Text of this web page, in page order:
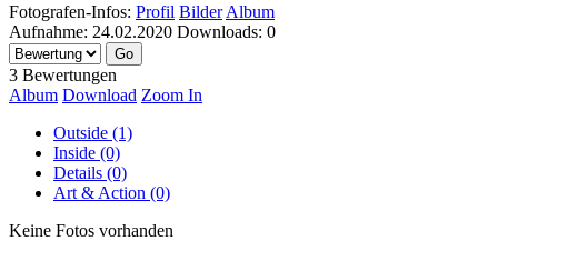
Fotografen-Infos: Profil Bilder Album
Aufnahme: 24.02.2020 Downloads: 0
3 Bewertungen
Album Download Zoom In
Outside (1)
Inside (0)
Details (0)
Art & Action (0)
Keine Fotos vorhanden